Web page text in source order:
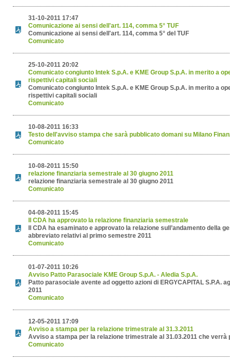
31-10-2011 17:47
Comunicazione ai sensi dell'art. 114, comma 5° TUF
Comunicazione ai sensi dell'art. 114, comma 5° del TUF
Comunicato
25-10-2011 20:02
Comunicato congiunto Intek S.p.A. e KME Group S.p.A. in merito a
rispettivi capitali sociali
Comunicato congiunto Intek S.p.A. e KME Group S.p.A. in merito a
rispettivi capitali sociali
Comunicato
10-08-2011 16:33
Testo dell'avviso stampa che sarà pubblicato domani su Milano
Comunicato
10-08-2011 15:50
relazione finanziaria semestrale al 30 giugno 2011
relazione finanziaria semestrale al 30 giugno 2011
Comunicato
04-08-2011 15:45
Il CDA ha approvato la relazione finanziaria semestrale
Il CDA ha esaminato e approvato la relazione sull’andamento della
abbreviato relativi al primo semestre 2011
Comunicato
01-07-2011 10:26
Avviso Patto Parasociale KME Group S.p.A. - Aledia S.p.A.
Patto parasociale avente ad oggetto azioni di ERGYCAPITAL S.P.A.
2011
Comunicato
12-05-2011 17:09
Avviso a stampa per la relazione trimestrale al 31.3.2011
Avviso a stampa per la relazione trimestrale al 31.03.2011 che verrà
Comunicato